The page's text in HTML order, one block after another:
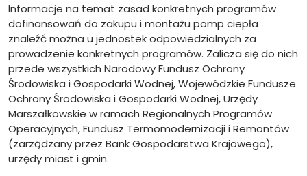
Informacje na temat zasad konkretnych programów
dofinansowań do zakupu i montażu pomp ciepła
znaleźć można u jednostek odpowiedzialnych za
prowadzenie konkretnych programów. Zalicza się do nich
przede wszystkich Narodowy Fundusz Ochrony
Środowiska i Gospodarki Wodnej, Wojewódzkie Fundusze
Ochrony Środowiska i Gospodarki Wodnej, Urzędy
Marszałkowskie w ramach Regionalnych Programów
Operacyjnych, Fundusz Termomodernizacji i Remontów
(zarządzany przez Bank Gospodarstwa Krajowego),
urzędy miast i gmin.